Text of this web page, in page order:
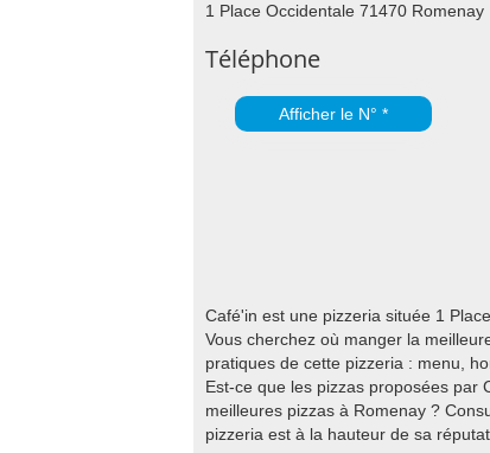
1 Place Occidentale 71470 Romenay
Téléphone
Afficher le N° *
Café'in est une pizzeria située 1
Vous cherchez où manger la
pratiques de cette pizzeria : menu,
Est-ce que les pizzas proposées par
meilleures pizzas à Romenay ?
pizzeria est à la hauteur de sa